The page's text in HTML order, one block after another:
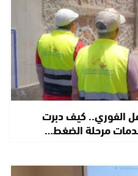
الفوري.. كيف دبرت
مرحلة الضغط…